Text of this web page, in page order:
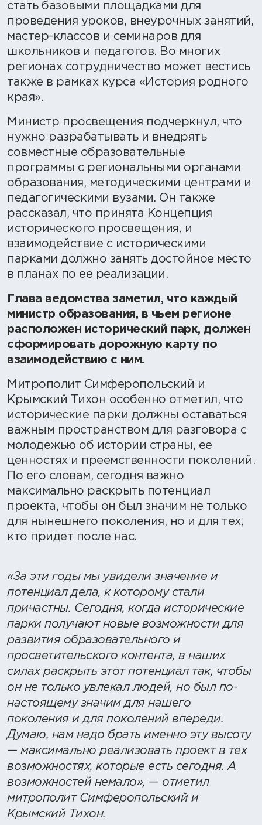
стать базовыми площадками для
проведения уроков, внеурочных занятий,
мастер-классов и семинаров для
школьников и педагогов. Во многих
регионах сотрудничество может вестись
также в рамках курса «История родного
края».
Министр просвещения подчеркнул, что
нужно разрабатывать и внедрять
совместные образовательные
программы с региональными органами
образования, методическими центрами и
педагогическими вузами. Он также
рассказал, что принята Концепция
исторического просвещения, и
взаимодействие с историческими
парками должно занять достойное место
в планах по ее реализации.
Глава ведомства заметил, что каждый
министр образования, в чьем регионе
расположен исторический парк, должен
сформировать дорожную карту по
взаимодействию с ним.
Митрополит Симферопольский и
Крымский Тихон особенно отметил, что
исторические парки должны оставаться
важным пространством для разговора с
молодежью об истории страны, ее
ценностях и преемственности поколений.
По его словам, сегодня важно
максимально раскрыть потенциал
проекта, чтобы он был значим не только
для нынешнего поколения, но и для тех,
кто придет после нас.
«За эти годы мы увидели значение и
потенциал дела, к которому стали
причастны. Сегодня, когда исторические
парки получают новые возможности для
развития образовательного и
просветительского контента, в наших
силах раскрыть этот потенциал так, чтобы
он не только увлекал людей, но был по-
настоящему значим для нашего
поколения и для поколений впереди.
Думаю, нам надо брать именно эту высоту
— максимально реализовать проект в тех
возможностях, которые есть сегодня. А
возможностей немало», — отметил
митрополит Симферопольский и
Крымский Тихон.